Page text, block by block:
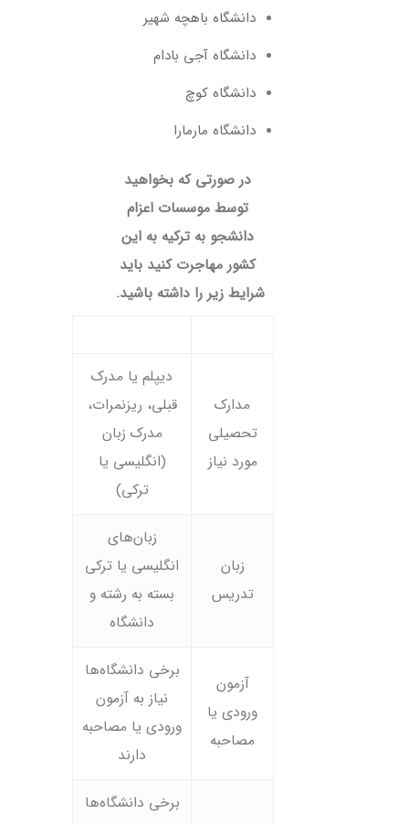
دانشگاه باهچه شهیر
دانشگاه آجی بادام
دانشگاه کوچ
دانشگاه مارمارا
در صورتی که بخواهید
توسط موسسات اعزام
دانشجو به ترکیه به این
کشور مهاجرت کنید باید
شرایط زیر را داشته باشید.
مدارک
تحصیلی
مورد نیاز
دیپلم یا مدرک
قبلی، ریزنمرات،
مدرک زبان
(انگلیسی یا
ترکی)
زبان
تدریس
زبان‌های
انگلیسی یا ترکی
بسته به رشته و
دانشگاه
آزمون
ورودی یا
مصاحبه
برخی دانشگاه‌ها
نیاز به آزمون
ورودی یا مصاحبه
دارند
برخی دانشگاه‌ها